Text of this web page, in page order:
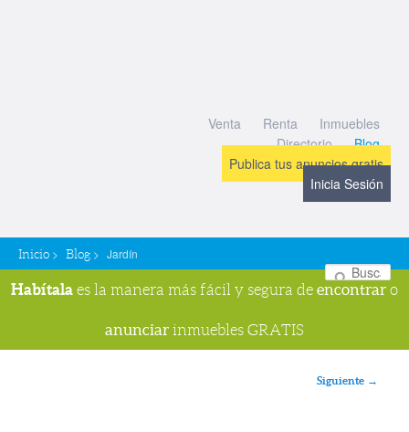
Venta Renta
Inmuebles
Directorio
Blog
Publica tus anuncios gratis
Inicia Sesión
Inicio > Blog > Jardín
Habítala es la manera más fácil y segura de encontrar o
anunciar inmuebles GRATIS
Siguiente →